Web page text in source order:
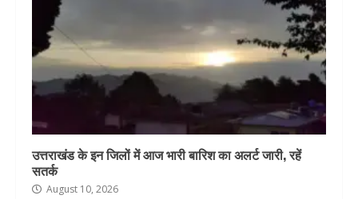
उत्तराखंड के इन जिलों में आज भारी बारिश का अलर्ट जारी, रहें
सतर्क
August 10, 2026